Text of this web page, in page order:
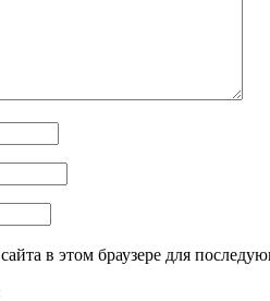
в этом браузере для